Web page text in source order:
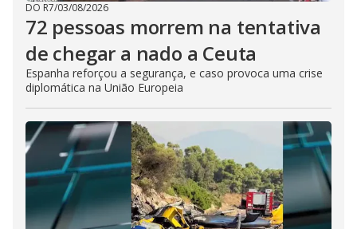
DO R7/03/08/2026
72 pessoas morrem na tentativa
de chegar a nado a Ceuta
Espanha reforçou a segurança, e caso provoca uma crise
diplomática na União Europeia